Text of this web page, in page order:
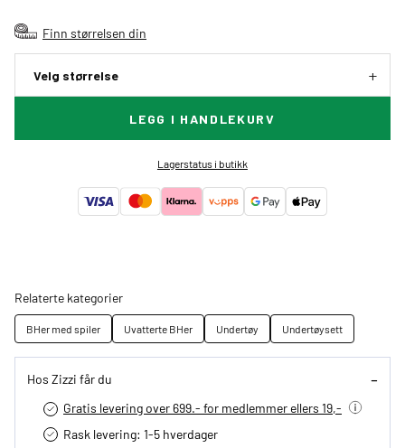
Finn størrelsen din
Velg størrelse
LEGG I HANDLEKURV
Lagerstatus i butikk
Relaterte kategorier
BHer med spiler Uvatterte BHer Undertøy Undertøysett
Hos Zizzi får du
Gratis levering over 699.- for medlemmer ellers 19,-
Rask levering: 1-5 hverdager